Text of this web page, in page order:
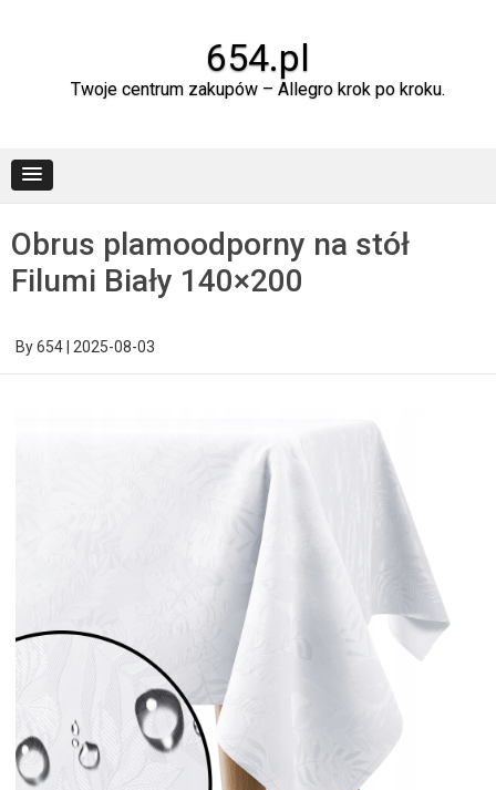
654.pl
Twoje centrum zakupów – Allegro krok po kroku.
Obrus plamoodporny na stół
Filumi Biały 140×200
By654 2025-08-03